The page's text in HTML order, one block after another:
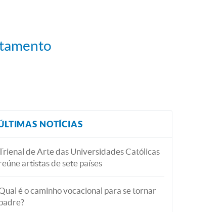
NOTÍCIAS
de Arte das Universidades Católicas
artistas de sete países
é o caminho vocacional para se tornar